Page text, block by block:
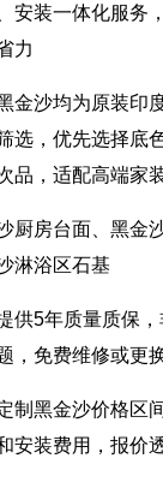
安装一体化服务
力
金沙均为原装印
选，优先选择底
品，适配高端家
厨房台面、黑金
淋浴区石基
供5年质量质保
，免费维修或更
制黑金沙价格区
安装费用，报价